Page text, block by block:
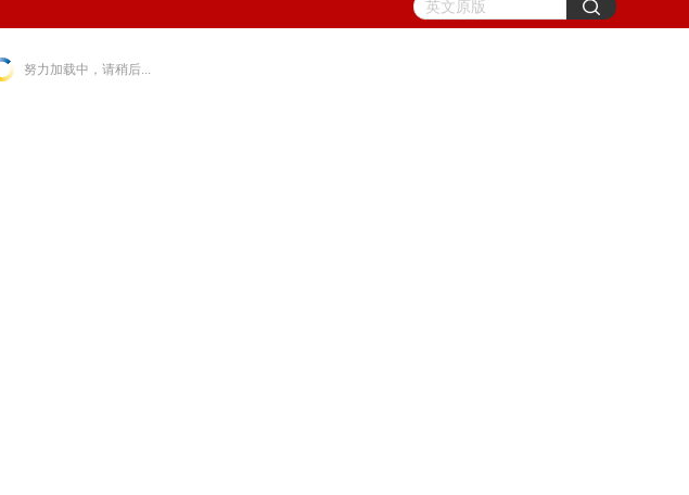
努力加载中，请稍后...